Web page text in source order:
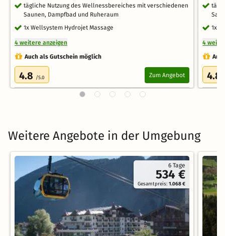
tägliche Nutzung des Wellnessbereiches mit verschiedenen
Saunen, Dampfbad und Ruheraum
1x Wellsystem Hydrojet Massage
4 weitere anzeigen
Auch als Gutschein möglich
4.8 /5.0 Zum Angebot
1x
4
4.8
Weitere Angebote in der Umgebung
6 Tage
534 €
Gesamtpreis:1.068 €